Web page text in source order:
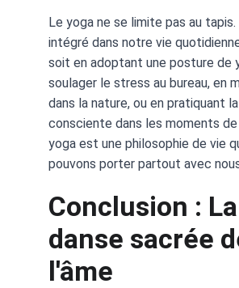
Le yoga ne se limite pas au
intégré dans notre vie
soit en adoptant une posture de
soulager le stress au bureau, en
dans la nature, ou en pratiquant
consciente dans les moments
yoga est une philosophie de vie
pouvons porter partout avec
Conclusion : La
danse sacrée
l'âme